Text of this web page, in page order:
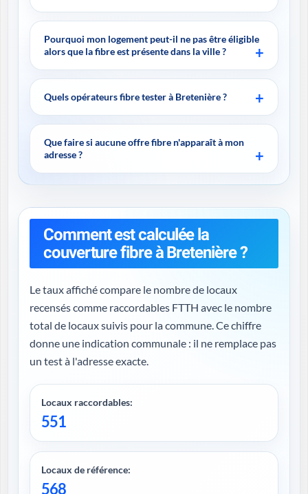
Pourquoi mon logement peut-il ne pas être éligible
alors que la fibre est présente dans la ville ?
Quels opérateurs fibre tester à Bretenière ?
Que faire si aucune offre fibre n'apparaît à mon
adresse ?
Comment est calculée la
couverture fibre à Bretenière ?
Le taux affiché compare le nombre de locaux
recensés comme raccordables FTTH avec le nombre
total de locaux suivis pour la commune. Ce chiffre
donne une indication communale : il ne remplace pas
un test à l'adresse exacte.
Locaux raccordables:
551
Locaux de référence:
568